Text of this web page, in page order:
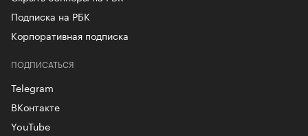
Подписка на РБК
Корпоративная подписка
ПОДПИСАТЬСЯ
Telegram
ВКонтакте
YouTube